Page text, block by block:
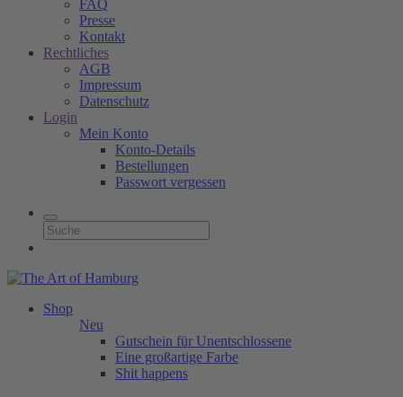
FAQ
Presse
Kontakt
Rechtliches
AGB
Impressum
Datenschutz
Login
Mein Konto
Konto-Details
Bestellungen
Passwort vergessen
Shop
Neu
Gutschein für Unentschlossene
Eine großartige Farbe
Shit happens